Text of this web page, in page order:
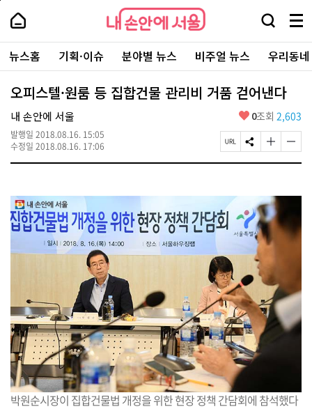
본
로
가
내
손
안
에
서
울
-
서
울
시
대
표
소
털
내
손
에
울
검
창
열
기
메
뉴
전
체
보
주
요
서
뉴스홈 기획·이슈 분야별 뉴스 비주얼 뉴스 우리동
오피스텔·원룸 등 집합건물 관리비 거품 걷어낸다
내 손안에 서울
발행일 2018.08.16. 15:05
수정일 2018.08.16. 17:06
좋
요
0조회 2,603
페
이
R
L
복
사
S
N
유
하
기
글
자
크
게
변
경
하
글
자
작
변
경
하
박원순시장이 집합건물법 개정을 위한 현장 정책 간담회에 참석했다
페
상
단
로